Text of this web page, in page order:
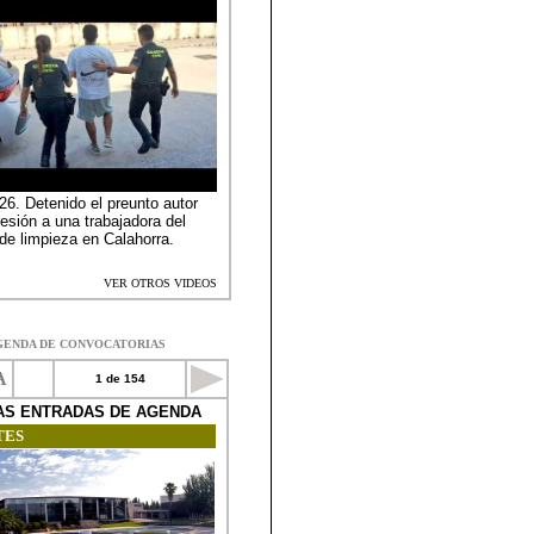
DE CONVOCATORIAS